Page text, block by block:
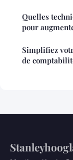
Quelles
pour
Simplifiez
de